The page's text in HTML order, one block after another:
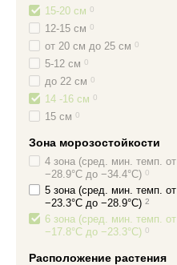
15-20 см 0
12-15 см 0
от 20 см до 25 см 0
5-12 см 0
до 22 см 0
14 -16 см 0
15 см 0
Зона морозостойкости
4 зона (сред. мин. темп. от
−28.9°C до −34.4°C) 0
5 зона (сред. мин. темп. от
−23.3°C до −28.9°C) 2
6 зона (сред. мин. темп. от
−17.8°C до −23.3°C) 0
Расположение растения